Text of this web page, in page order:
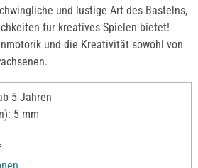
und lustige Art des Bastelns,
für kreatives Spielen bietet!
und die Kreativität sowohl von
5 Jahren
5 mm